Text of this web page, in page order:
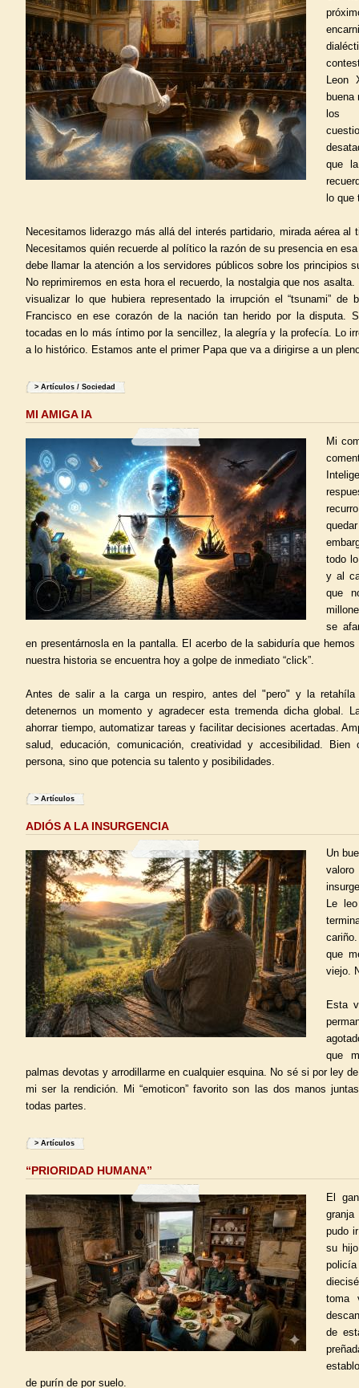
Leon
buena
los
que
lo que
Necesitamos liderazgo más allá del interés partidario, mirada aérea al
Necesitamos quién recuerde al político la razón de su presencia en
debe llamar la atención a los servidores públicos sobre los principios
No reprimiremos en esta hora el recuerdo, la nostalgia que nos
visualizar lo que hubiera representado la irrupción el “tsunami” de
Francisco en ese corazón de la nación tan herido por la disputa.
tocadas en lo más íntimo por la sencillez, la alegría y la profecía. Lo
a lo histórico. Estamos ante el primer Papa que va a dirigirse a un
> Artículos / Sociedad
MI AMIGA IA
Mi
todo
y al
que
se
en presentárnosla en la pantalla. El acerbo de la sabiduría que
nuestra historia se encuentra hoy a golpe de inmediato “click”.
Antes de salir a la carga un respiro, antes del "pero" y la retahíla
detenernos un momento y agradecer esta tremenda dicha global.
ahorrar tiempo, automatizar tareas y facilitar decisiones acertadas.
salud, educación, comunicación, creatividad y accesibilidad.
persona, sino que potencia su talento y posibilidades.
> Artículos
ADIÓS A LA INSURGENCIA
Un
Le
que
viejo.
Esta
que
palmas devotas y arrodillarme en cualquier esquina. No sé si por ley
mi ser la rendición. Mi “emoticon” favorito son las dos manos
todas partes.
> Artículos
“PRIORIDAD HUMANA”
El
pudo
su
toma
de
de purín de por suelo.